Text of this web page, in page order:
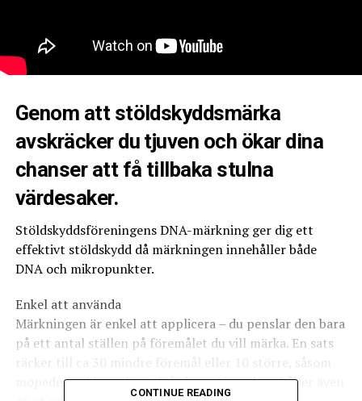
Genom att stöldskyddsmärka
avskräcker du tjuven och ökar dina
chanser att få tillbaka stulna
värdesaker.
Stöldskyddsföreningens DNA-märkning ger dig ett
effektivt stöldskydd då märkningen innehåller både
DNA och mikropunkter.
Enkel att använda
Märkningen är enkel att applicera – du penslar den bara
på ett antal ställen på föremålet du vill märka. En sats
räcker till ca 30 mindre föremål eller 10 större, såsom
mopeder, cyklar och trädgårdsmaskiner. Innehåller även
CONTINUE READING